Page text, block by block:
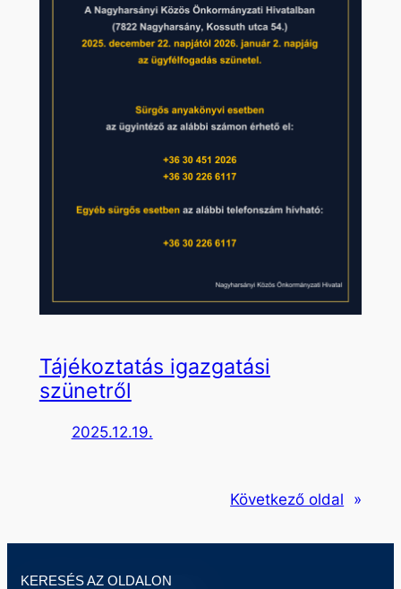
Tájékoztatás igazgatási
szünetről
2025.12.19.
Következő oldal »
KERESÉS AZ OLDALON